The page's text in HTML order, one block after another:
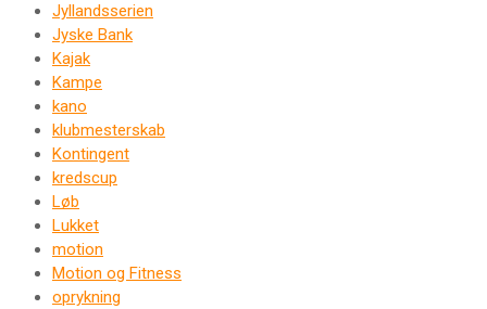
Jyllandsserien
Jyske Bank
Kajak
Kampe
kano
klubmesterskab
Kontingent
kredscup
Løb
Lukket
motion
Motion og Fitness
oprykning